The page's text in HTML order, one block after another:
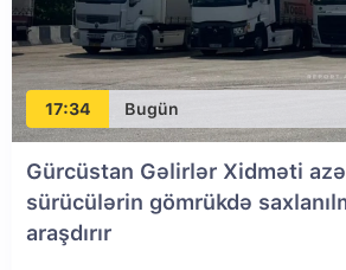
17:34 Bugün
Gürcüstan Gəlirlər Xidməti
sürücülərin gömrükdə
araşdırır